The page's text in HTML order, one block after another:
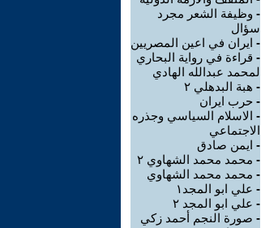
- وظيفة الشعر مجرد
سؤال
- ايران في اعين المصريين
- قراءة في رواية البحاري
لمحمد عبدالله الهادي
- هبة البدهلي ٢
- حرب ايران
- الاسلام السياسي وجذره
الاجتماعي
- ايمن صادق
- محمد محمد الشهاوي ٢
- محمد محمد الشهاوي
- علي ابو المجد١
- علي ابو المجد ٢
- صورة النجم أحمد زكي